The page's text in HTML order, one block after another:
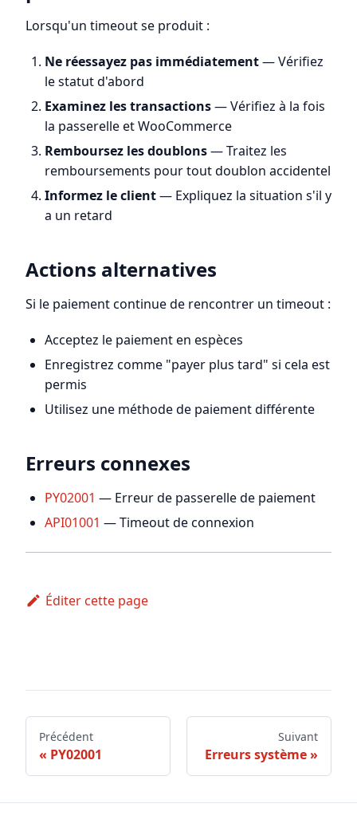
Lorsqu'un timeout se produit :
Ne réessayez pas immédiatement— Vérifiez
le statut d'abord
Examinez les transactions— Vérifiez à la fois
la passerelle et WooCommerce
Remboursez les doublons— Traitez les
remboursements pour tout doublon accidentel
Informez le client— Expliquez la situation s'il y
a un retard
Actions alternatives
Si le paiement continue de rencontrer un timeout :
Acceptez le paiement en espèces
Enregistrez comme "payer plus tard" si cela est
permis
Utilisez une méthode de paiement différente
Erreurs connexes
PY02001 — Erreur de passerelle de paiement
API01001 — Timeout de connexion
Éditer cette page
Précédent
PY02001
Suivant
Erreurs système